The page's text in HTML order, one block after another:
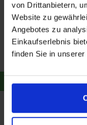
von Drittanbietern,
Website zu
Angebotes zu
Einkaufserlebnis
finden Sie in
BMW F800GS/
F650GS (Twin)
44,90 €
Merken
Zum Produkt